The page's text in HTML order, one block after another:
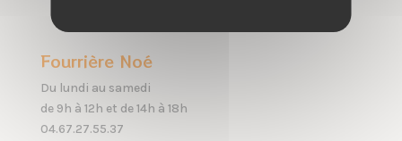
Fourrière Noé
Du lundi au samedi
de 9h à 12h et de 14h à 18h
04.67.27.55.37